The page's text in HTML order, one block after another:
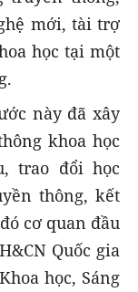
mới, tài trợ
học tại một
này đã xây
khoa học
trao đổi học
thông, kết
cơ quan đầu
Quốc gia
học, Sáng